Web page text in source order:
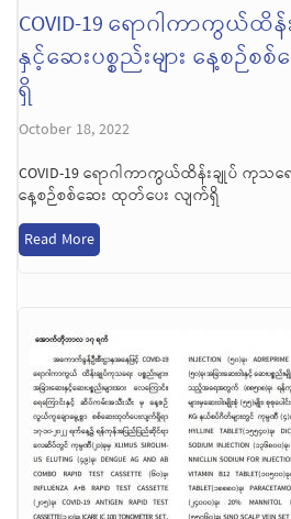
COVID-19 ရောဂါကာကွယ်ထိ
နှင့်ဆေးပစ္စည်းများ နေ့စဉ်
ရှိ
October 18, 2022
COVID-19 ရောဂါကာကွယ်ထိန်းချုပ် ကုသရေ
နေ့စဉ်စစ်ဆေး ထုတ်ပေး လျက်ရှိ
Read More